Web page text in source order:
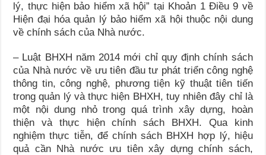
lý, thực hiện bảo hiểm xã hội” tại Khoản 1 Điều 9 về
Hiện đại hóa quản lý bảo hiểm xã hội thuộc nội dung
về chính sách của Nhà nước.
– Luật BHXH năm 2014 mới chỉ quy định chính sách
của Nhà nước về ưu tiên đầu tư phát triển công nghệ
thông tin, công nghệ, phương tiện kỹ thuật tiên tiến
trong quản lý và thực hiện BHXH, tuy nhiên đây chỉ là
một nội dung nhỏ trong quá trình xây dựng, hoàn
thiện và thực hiện chính sách BHXH. Qua kinh
nghiệm thực tiễn, để chính sách BHXH hợp lý, hiệu
quả cần Nhà nước ưu tiên xây dựng chính sách,